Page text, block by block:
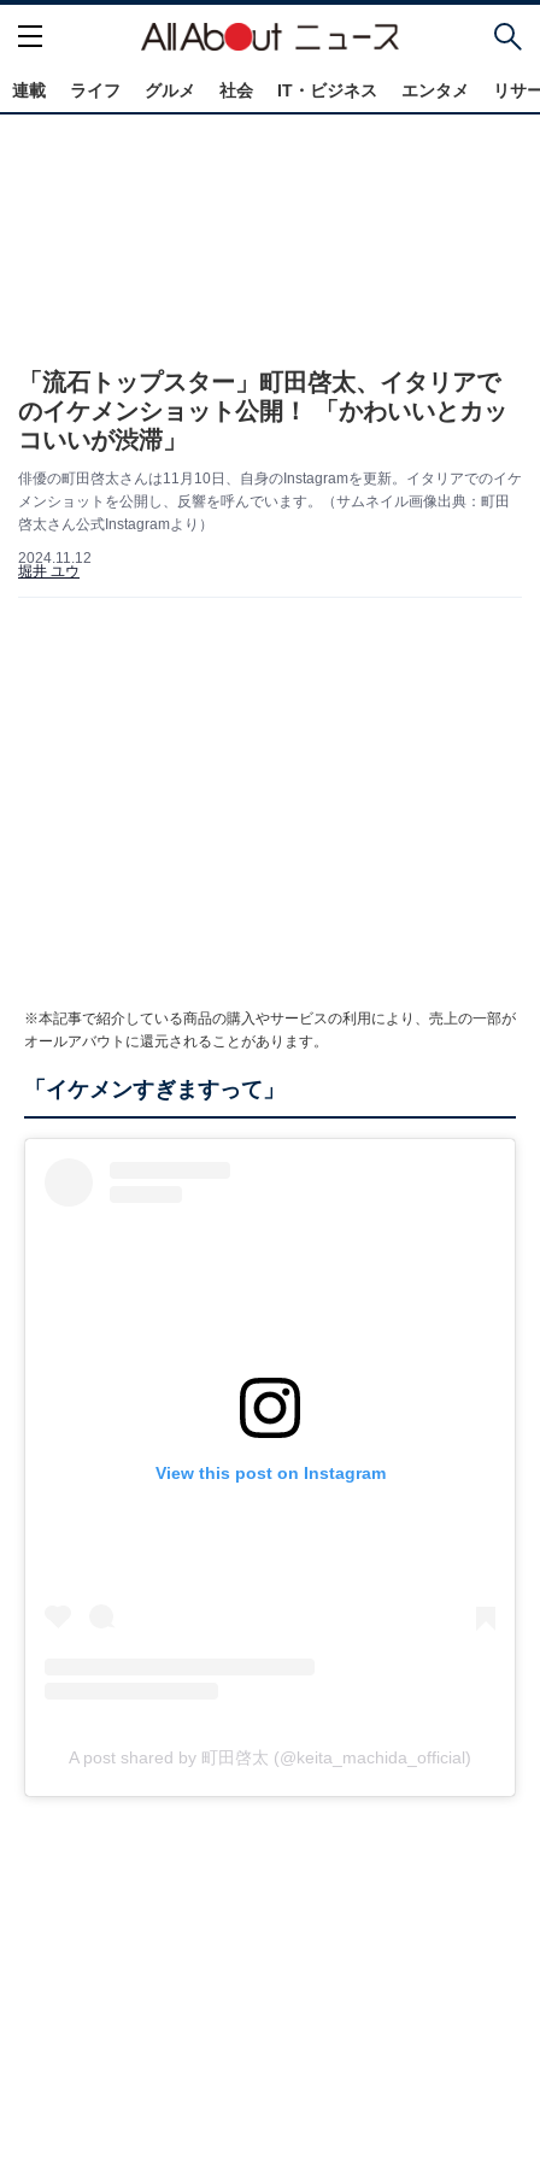
連載 ライフ グルメ 社会 IT・ビジネス エンタメ リサ
「流石トップスター」町田啓太、イタリアで
のイケメンショット公開！ 「かわいいとカッ
コいいが渋滞」
俳優の町田啓太さんは11月10日、自身のInstagramを更新。イタリアでのイケ
メンショットを公開し、反響を呼んでいます。（サムネイル画像出典：町田
啓太さん公式Instagramより）
2024.11.12
堀井 ユウ
※本記事で紹介している商品の購入やサービスの利用により、売上の一部が
オールアバウトに還元されることがあります。
「イケメンすぎますって」
View this post on Instagram
A post shared by 町田啓太 (@keita_machida_official)